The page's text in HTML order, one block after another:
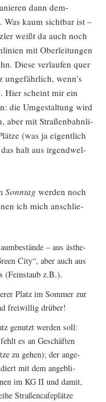
dann dem­
Was kaum sicht­bar ist –
weißt da auch noch
mit Ober­lei­tun­gen
Die­se ver­lau­fen quer
wenn’s
Hier scheint mir ein
die Umge­stal­tung wird
aber mit Stra­ßen­bahn­li­
(was ja eigent­lich
halt aus irgend­wel­
Sonn­tag wer­den noch
ich mich anschlie­
– aus ästhe­
City“, aber auch aus
(Fein­staub z.B.).
Platz im Som­mer zur
frei­wil­lig drüber!
genutzt wer­den soll:
es an Geschäf­ten
zu gehen); der ange­
mit dem angeb­li­
im KG II und damit,
Stra­ßen­caf­eplät­ze